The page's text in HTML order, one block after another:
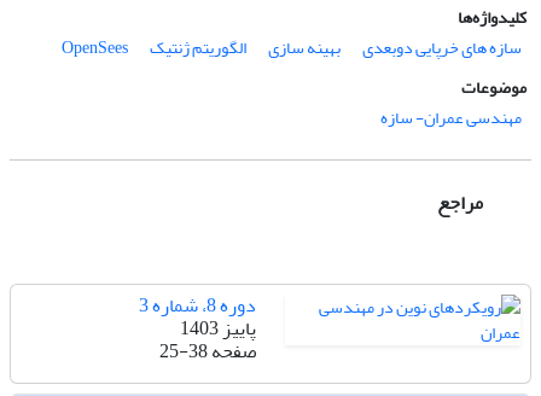
کلیدواژه‌ها
سازه های خرپایی دوبعدی
بهینه سازی الگوریتم ژنتیک
OpenSees
موضوعات
مهندسی عمران- سازه
مراجع
دوره 8، شماره 3
پاییز 1403
صفحه25-38